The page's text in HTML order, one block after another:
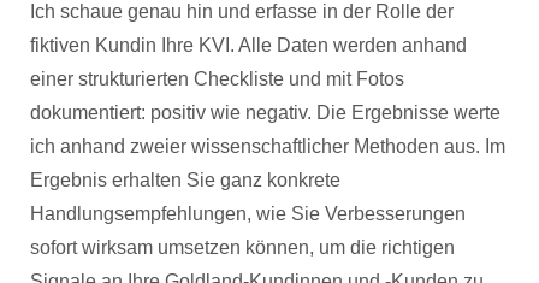
Ich schaue genau hin und erfasse in der Rolle der
fiktiven Kundin Ihre KVI. Alle Daten werden anhand
einer strukturierten Checkliste und mit Fotos
dokumentiert: positiv wie negativ. Die Ergebnisse werte
ich anhand zweier wissenschaftlicher Methoden aus. Im
Ergebnis erhalten Sie ganz konkrete
Handlungsempfehlungen, wie Sie Verbesserungen
sofort wirksam umsetzen können, um die richtigen